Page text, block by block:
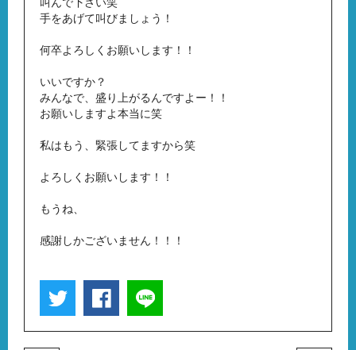
手をあげて叫びましょう！
何卒よろしくお願いします！！
いいですか？
みんなで、盛り上がるんですよー！！
お願いしますよ本当に笑
私はもう、緊張してますから笑
よろしくお願いします！！
もうね、
感謝しかございません！！！